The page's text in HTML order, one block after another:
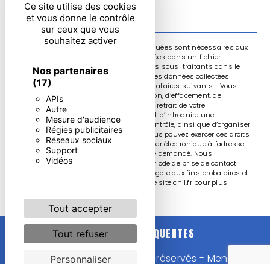
Ce site utilise des cookies
et vous donne le contrôle
sur ceux que vous
souhaitez activer
Nos partenaires
(17)
APIs
Autre
Mesure d'audience
Régies publicitaires
Réseaux sociaux
Support
Vidéos
Tout accepter
Tout refuser
Personnaliser
ENVOYER
** Les données personnelles communiquées sont nécessaires aux
fins de vous contacter et sont enregistrées dans un fichier
informatisé. Elles sont destinées à et ses sous-traitants dans le
seul but de répondre à votre message. Les données collectées
seront communiquées aux seuls destinataires suivants: . Vous
disposez de droits d’accès, de rectification, d’effacement, de
portabilité, de limitation, d’opposition, de retrait de votre
consentement à tout moment et du droit d’introduire une
réclamation auprès d’une autorité de contrôle, ainsi que d’organiser
le sort de vos données post-mortem. Vous pouvez exercer ces droits
par voie postale à l'adresse ou par courrier électronique à l'adresse .
Un justificatif d'identité pourra vous être demandé. Nous
conservons vos données pendant la période de prise de contact
puis pendant la durée de prescription légale aux fins probatoires et
de gestion des contentieux. Consultez le site cnil.fr pour plus
RECHERCHES FRÉQUENTES
Vistalid- 2026 - Tous droits réservés - Mentions